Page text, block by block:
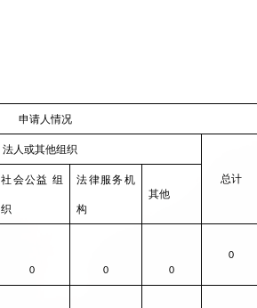
申请人情况
法人或其他组织
总计
社会公益 组
织
法律服务机
构
其他
0 0 0
0